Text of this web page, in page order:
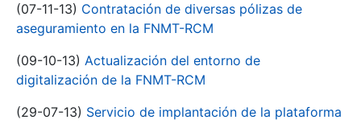
(07-11-13) Contratación de diversas pólizas de
aseguramiento en la FNMT-RCM
(09-10-13) Actualización del entorno de
digitalización de la FNMT-RCM
(29-07-13) Servicio de implantación de la plataforma